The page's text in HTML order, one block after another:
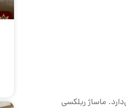
ماساژ ریلکسی